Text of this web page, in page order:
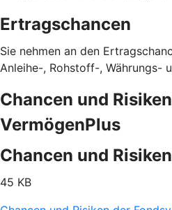
Ertragschancen
Sie nehmen an den
Anleihe-, Rohstoff-, Währungs-
Chancen und
VermögenPlus
Chancen und Risiken
45 KB